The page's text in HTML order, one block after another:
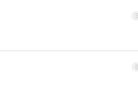
5
6